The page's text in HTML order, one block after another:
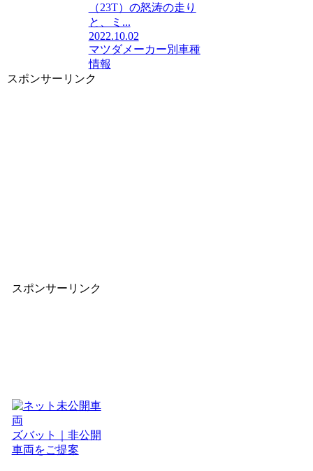
（23T）の怒涛の走り
と、ミ...
2022.10.02
マツダメーカー別車種
情報
スポンサーリンク
スポンサーリンク
ズバット｜非公開
車両をご提案